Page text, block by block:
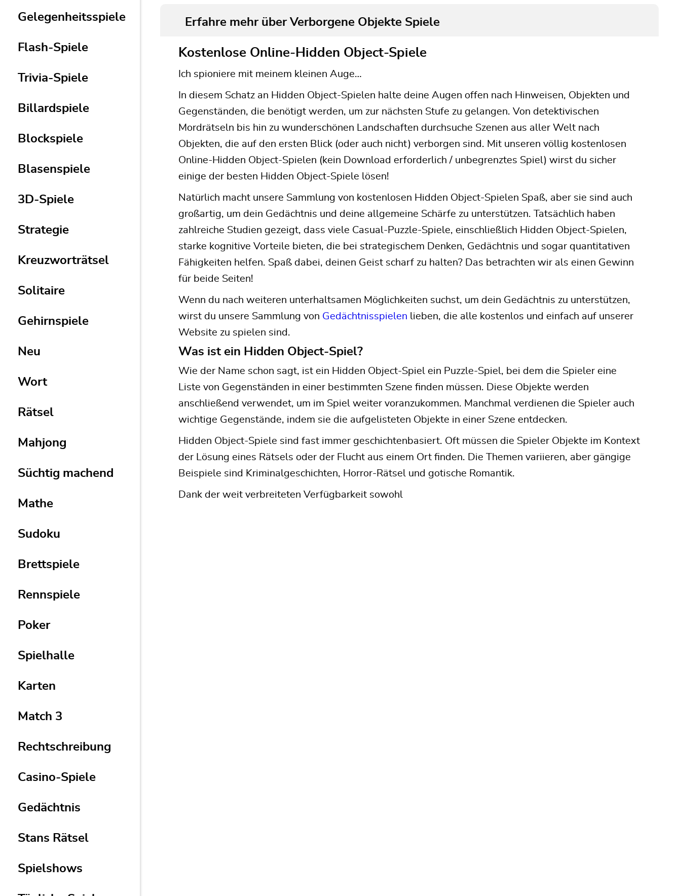
Gelegenheitsspiele
Flash-Spiele
Trivia-Spiele
Billardspiele
Blockspiele
Blasenspiele
3D-Spiele
Strategie
Kreuzworträtsel
Solitaire
Gehirnspiele
Neu
Wort
Rätsel
Mahjong
Süchtig machend
Mathe
Sudoku
Brettspiele
Rennspiele
Poker
Spielhalle
Karten
Match 3
Rechtschreibung
Casino-Spiele
Gedächtnis
Stans Rätsel
Spielshows
Erfahre mehr über Verborgene Objekte Spiele
Kostenlose Online-Hidden Object-Spiele
Ich spioniere mit meinem kleinen Auge…
In diesem Schatz an Hidden Object-Spielen halte deine Augen offen nach Hinweisen, Objekten und
Gegenständen, die benötigt werden, um zur nächsten Stufe zu gelangen. Von detektivischen
Mordrätseln bis hin zu wunderschönen Landschaften durchsuche Szenen aus aller Welt nach
Objekten, die auf den ersten Blick (oder auch nicht) verborgen sind. Mit unseren völlig kostenlosen
Online-Hidden Object-Spielen (kein Download erforderlich / unbegrenztes Spiel) wirst du sicher
einige der besten Hidden Object-Spiele lösen!
Natürlich macht unsere Sammlung von kostenlosen Hidden Object-Spielen Spaß, aber sie sind auch
großartig, um dein Gedächtnis und deine allgemeine Schärfe zu unterstützen. Tatsächlich haben
zahlreiche Studien gezeigt, dass viele Casual-Puzzle-Spiele, einschließlich Hidden Object-Spielen,
starke kognitive Vorteile bieten, die bei strategischem Denken, Gedächtnis und sogar quantitativen
Fähigkeiten helfen. Spaß dabei, deinen Geist scharf zu halten? Das betrachten wir als einen Gewinn
für beide Seiten!
Wenn du nach weiteren unterhaltsamen Möglichkeiten suchst, um dein Gedächtnis zu unterstützen,
wirst du unsere Sammlung von Gedächtnisspielen lieben, die alle kostenlos und einfach auf unserer
Website zu spielen sind.
Was ist ein Hidden Object-Spiel?
Wie der Name schon sagt, ist ein Hidden Object-Spiel ein Puzzle-Spiel, bei dem die Spieler eine
Liste von Gegenständen in einer bestimmten Szene finden müssen. Diese Objekte werden
anschließend verwendet, um im Spiel weiter voranzukommen. Manchmal verdienen die Spieler auch
wichtige Gegenstände, indem sie die aufgelisteten Objekte in einer Szene entdecken.
Hidden Object-Spiele sind fast immer geschichtenbasiert. Oft müssen die Spieler Objekte im Kontext
der Lösung eines Rätsels oder der Flucht aus einem Ort finden. Die Themen variieren, aber gängige
Beispiele sind Kriminalgeschichten, Horror-Rätsel und gotische Romantik.
Dank der weit verbreiteten Verfügbarkeit sowohl